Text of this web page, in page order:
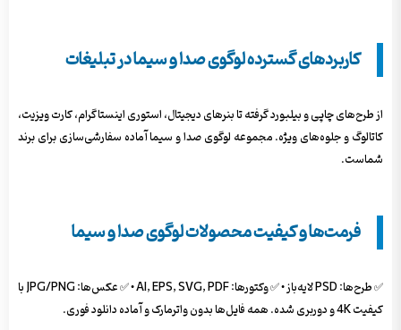
کاربردهای گسترده لوگوی صدا و سیما در تبلیغات
از طرح‌های چاپی و بیلبورد گرفته تا بنرهای دیجیتال، استوری اینستاگرام، کارت ویزیت،
کاتالوگ و جلوه‌های ویژه. مجموعه لوگوی صدا و سیما آماده سفارشی‌سازی برای برند
شماست.
فرمت‌ها و کیفیت محصولات لوگوی صدا و سیما
✅ طرح‌ها: PSD لایه‌باز • ✅ وکتورها: AI, EPS, SVG, PDF • ✅ عکس‌ها: JPG/PNG با
کیفیت 4K و دوربری شده. همه فایل‌ها بدون واترمارک و آماده دانلود فوری.